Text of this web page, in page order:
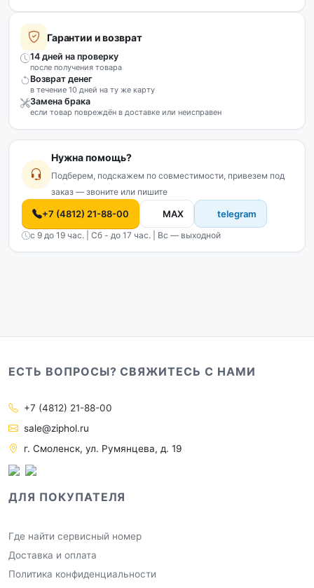
Гарантии и возврат
14 дней на проверку
после получения товара
Возврат денег
в течение 10 дней на ту же карту
Замена брака
если товар повреждён в доставке или неисправен
Нужна помощь?
Подберем, подскажем по совместимости, привезем под
заказ — звоните или пишите
+7 (4812) 21-88-00 MAX telegram
с 9 до 19 час. | Сб - до 17 час. | Вс — выходной
ЕСТЬ ВОПРОСЫ? СВЯЖИТЕСЬ С НАМИ
+7 (4812) 21-88-00
sale@ziphol.ru
г. Смоленск, ул. Румянцева, д. 19
ДЛЯ ПОКУПАТЕЛЯ
Где найти сервисный номер
Доставка и оплата
Политика конфиденциальности